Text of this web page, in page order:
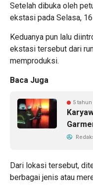
Setelah dibuka oleh
ekstasi pada Selasa,
Keduanya pun lalu
ekstasi tersebut dari
memproduksi.
Baca Juga
5
Dari lokasi tersebut,
berbagai jenis atau